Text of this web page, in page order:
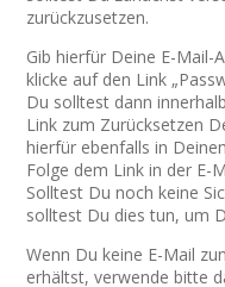
zurückzusetzen.
Gib hierfür Deine E-Mail-
klicke auf den Link
Du solltest dann
Link zum Zurücksetzen
hierfür ebenfalls in
Folge dem Link in der E-
Solltest Du noch keine
solltest Du dies tun, um
Wenn Du keine E-Mail
erhältst, verwende bitte